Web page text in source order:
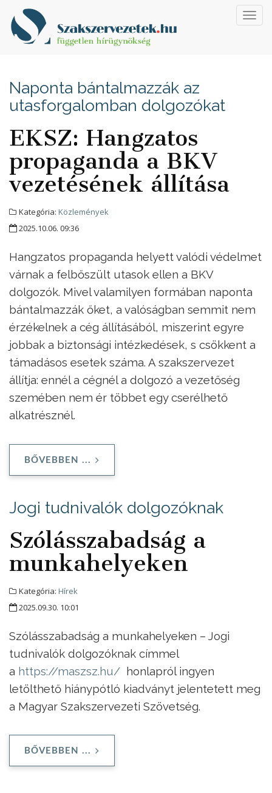
Naponta bántalmazzák az
utasforgalomban dolgozókat
EKSZ: Hangzatos
propaganda a BKV
vezetésének állítása
Kategória: Közlemények
2025.10.06. 09:36
Hangzatos propaganda helyett valódi védelmet
várnak a felbőszült utasok ellen a BKV
dolgozók. Mivel valamilyen formában naponta
bántalmazzák őket, a valóságban semmit nem
érzékelnek a cég állításából, miszerint egyre
jobbak a biztonsági intézkedések, s csökkent a
támadásos esetek száma. A szakszervezet
állítja: ennél a cégnél a dolgozó a vezetőség
szemében nem ér többet egy cserélhető
alkatrésznél.
BŐVEBBEN ...
Jogi tudnivalók dolgozóknak
Szólásszabadság a
munkahelyeken
Kategória: Hírek
2025.09.30. 10:01
Szólásszabadság a munkahelyeken – Jogi
tudnivalók dolgozóknak címmel
a https://maszsz.hu/ honlapról ingyen
letölthető hiánypótló kiadványt jelentetett meg
a Magyar Szakszervezeti Szövetség.
BŐVEBBEN ...